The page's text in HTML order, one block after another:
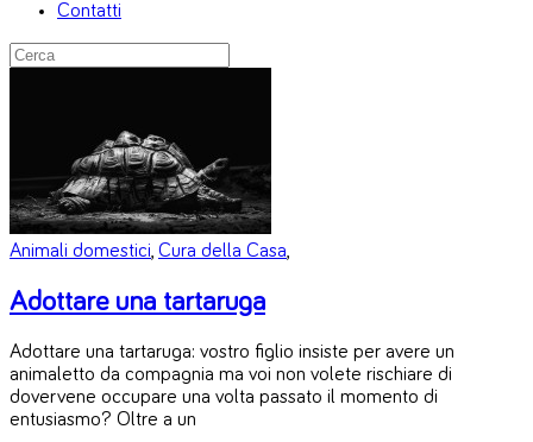
Contatti
Animali domestici, Cura della Casa,
Adottare una tartaruga
Adottare una tartaruga: vostro figlio insiste per avere un
animaletto da compagnia ma voi non volete rischiare di
dovervene occupare una volta passato il momento di
entusiasmo? Oltre a un